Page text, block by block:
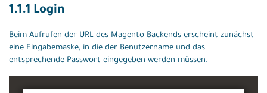
1.1.1 Login
Beim Aufrufen der URL des Magento Backends erscheint zunächst
eine Eingabemaske, in die der Benutzername und das
entsprechende Passwort eingegeben werden müssen.